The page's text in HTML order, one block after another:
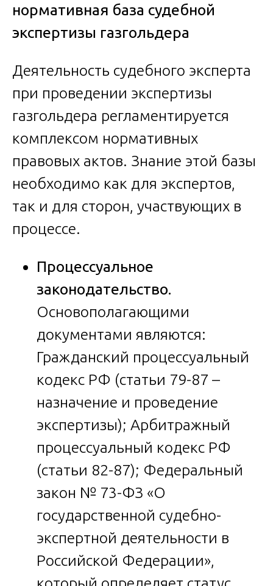
нормативная база судебной
экспертизы газгольдера
Деятельность судебного эксперта
при проведении экспертизы
газгольдера регламентируется
комплексом нормативных
правовых актов. Знание этой базы
необходимо как для экспертов,
так и для сторон, участвующих в
процессе.
Процессуальное
законодательство.
Основополагающими
документами являются:
Гражданский процессуальный
кодекс РФ (статьи 79-87 –
назначение и проведение
экспертизы); Арбитражный
процессуальный кодекс РФ
(статьи 82-87); Федеральный
закон № 73-ФЗ «О
государственной судебно-
экспертной деятельности в
Российской Федерации»,